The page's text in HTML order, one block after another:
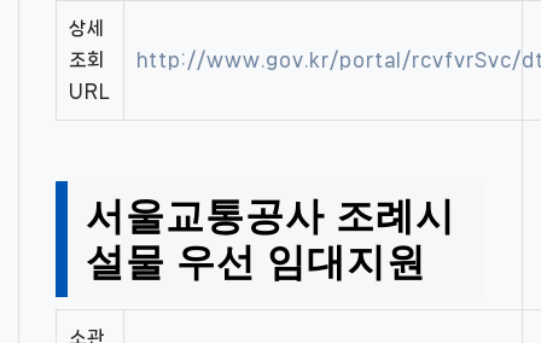
상세
조회
URL
http://www.gov.kr/portal/rcvfvrSvc/
서울교통공사 조례시
설물 우선 임대지원
소관